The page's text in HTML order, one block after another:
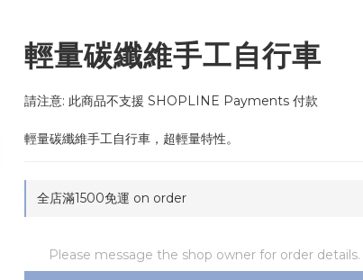
輕量碳纖維手工自行車
請注意: 此商品不支援 SHOPLINE Payments 付款
輕量碳纖維手工自行車，超輕量特性。
全店滿1500免運 on order
Please message the shop owner for order details.